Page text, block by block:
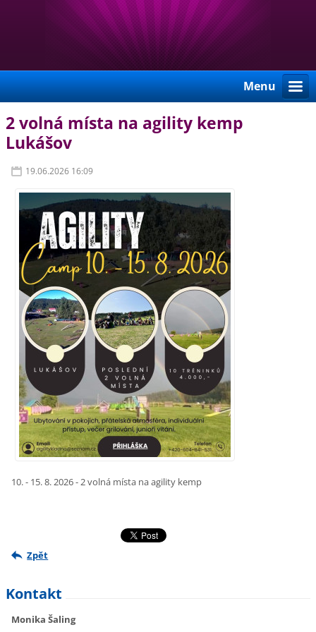
Menu
2 volná místa na agility kemp
Lukášov
19.06.2026 16:09
10. - 15. 8. 2026 - 2 volná místa na agility kemp
Zpět
Kontakt
Monika Šaling